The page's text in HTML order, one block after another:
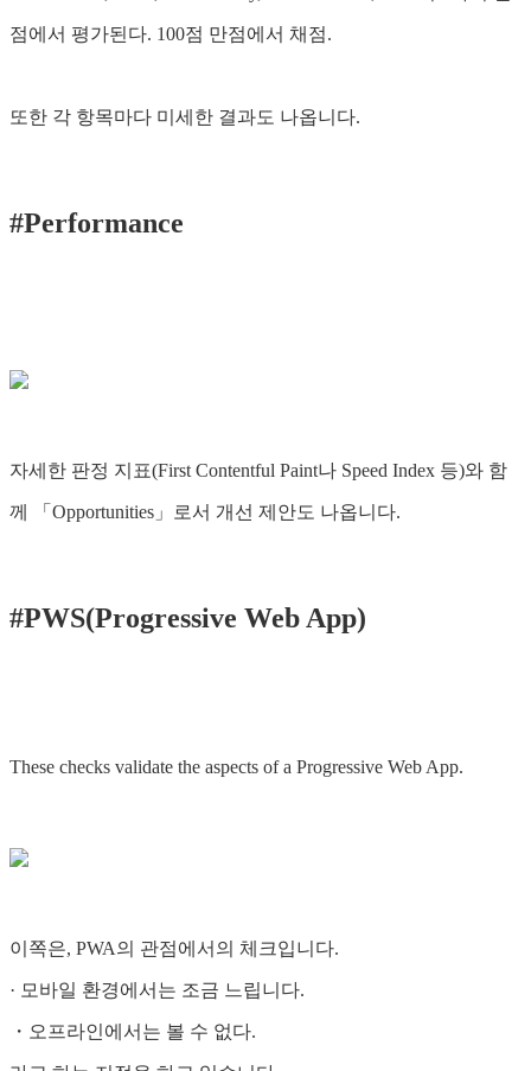
점에서 평가된다. 100점 만점에서 채점.
또한 각 항목마다 미세한 결과도 나옵니다.
#Performance
자세한 판정 지표(First Contentful Paint나 Speed ​​Index 등)와 함
께 「Opportunities」로서 개선 제안도 나옵니다.
#PWS(Progressive Web App)
These checks validate the aspects of a Progressive Web App.
이쪽은, PWA의 관점에서의 체크입니다.
· 모바일 환경에서는 조금 느립니다.
・오프라인에서는 볼 수 없다.